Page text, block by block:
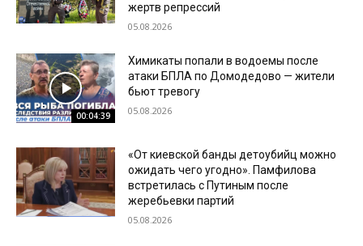
жертв репрессий
05.08.2026
00:04:39
Химикаты попали в водоемы после
атаки БПЛА по Домодедово — жители
бьют тревогу
05.08.2026
«От киевской банды детоубийц можно
ожидать чего угодно». Памфилова
встретилась с Путиным после
жеребьевки партий
05.08.2026